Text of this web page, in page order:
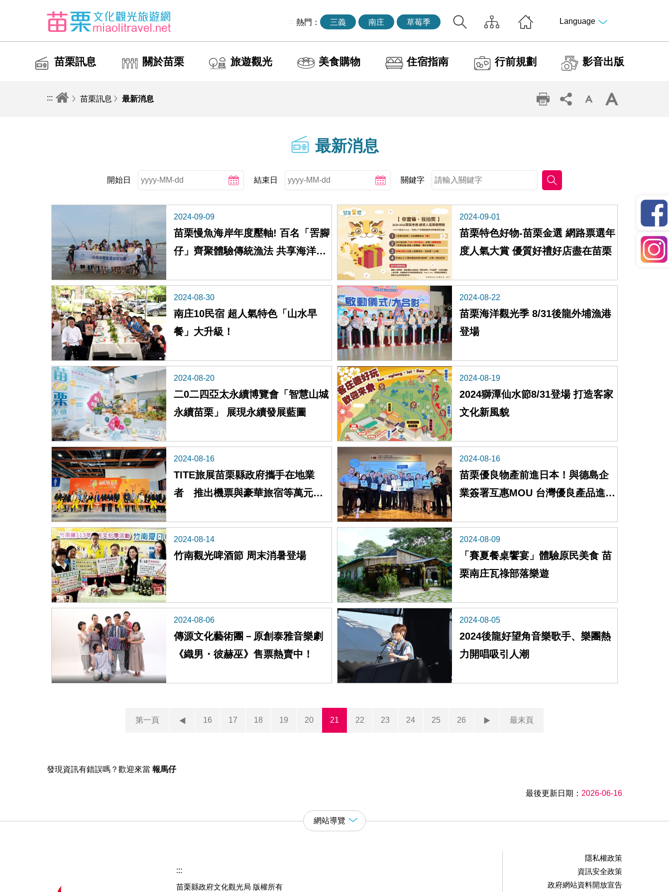
::: 熱門： 三義 南庄 草莓季 Language
苗栗訊息 關於苗栗 旅遊觀光 美食購物 住宿指南 行前規劃 影音出版
::: 苗栗訊息 最新消息
最新消息
開始日 結束日 關鍵字
2024-09-09
苗栗慢魚海岸年度壓軸! 百名「罟腳
仔」齊聚體驗傳統漁法 共享海洋文
2024-09-01
苗栗特色好物-苗栗金選 網路票選年
度人氣大賞 優質好禮好店盡在苗栗
2024-08-30
南庄10民宿 超人氣特色「山水早
餐」大升級！
2024-08-22
苗栗海洋觀光季 8/31後龍外埔漁港
登場
2024-08-20
二0二四亞太永續博覽會「智慧山城
永續苗栗」 展現永續發展藍圖
2024-08-19
2024獅潭仙水節8/31登場 打造客家
文化新風貌
2024-08-16
TITE旅展苗栗縣政府攜手在地業
者 推出機票與豪華旅宿等萬元好
2024-08-16
苗栗優良物產前進日本！與德島企
業簽署互惠MOU 台灣優良產品進軍
2024-08-14
竹南觀光啤酒節 周末消暑登場
2024-08-09
「賽夏餐桌饗宴」體驗原民美食 苗
栗南庄瓦祿部落樂遊
2024-08-06
傳源文化藝術團－原創泰雅音樂劇
《織男・彼赫巫》售票熱賣中！
2024-08-05
2024後龍好望角音樂歌手、樂團熱
力開唱吸引人潮
第一頁 16 17 18 19 20 21 22 23 24 25 26 最末頁
發現資訊有錯誤嗎？歡迎來當報馬仔
最後更新日期： 2026-06-16
網站導覽
:::
苗栗縣政府文化觀光局 版權所有
隱私權政策
資訊安全政策
政府網站資料開放宣告